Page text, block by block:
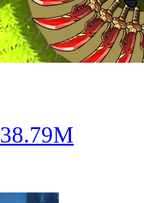
38.79M